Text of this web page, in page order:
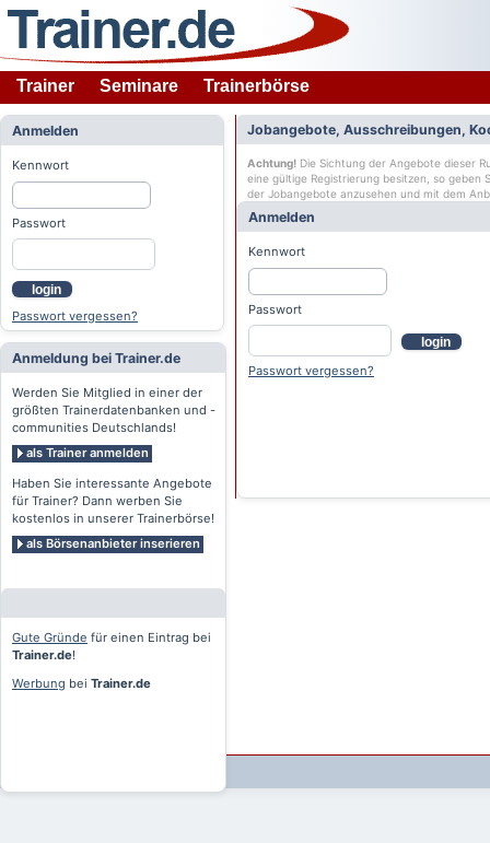
Trainer Seminare Trainerbörse
Anmelden
Kennwort
Passwort
login
Passwort vergessen?
Anmeldung bei Trainer.de
Werden Sie Mitglied in einer der
größten Trainerdatenbanken und -
communities Deutschlands!
als Trainer anmelden
Haben Sie interessante Angebote
für Trainer? Dann werben Sie
kostenlos in unserer Trainerbörse!
als Börsenanbieter inserieren
Gute Gründe für einen Eintrag bei
Trainer.de!
Werbung bei Trainer.de
Jobangebote, Ausschreibungen,
Achtung! Die Sichtung der Angebote dieser
eine gültige Registrierung besitzen, so geben
der Jobangebote anzusehen und mit dem
Anmelden
Kennwort
Passwort
login
Passwort vergessen?